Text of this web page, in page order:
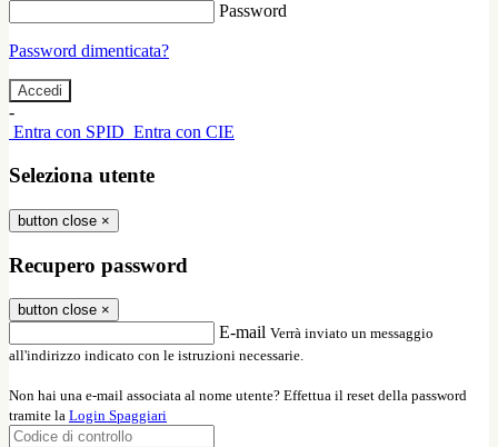
Password
Password dimenticata?
-
Entra con SPID Entra con CIE
Seleziona utente
button close ×
Recupero password
button close ×
E-mail Verrà inviato un messaggio
all'indirizzo indicato con le istruzioni necessarie.
Non hai una e-mail associata al nome utente? Effettua il reset della password
tramite la Login Spaggiari